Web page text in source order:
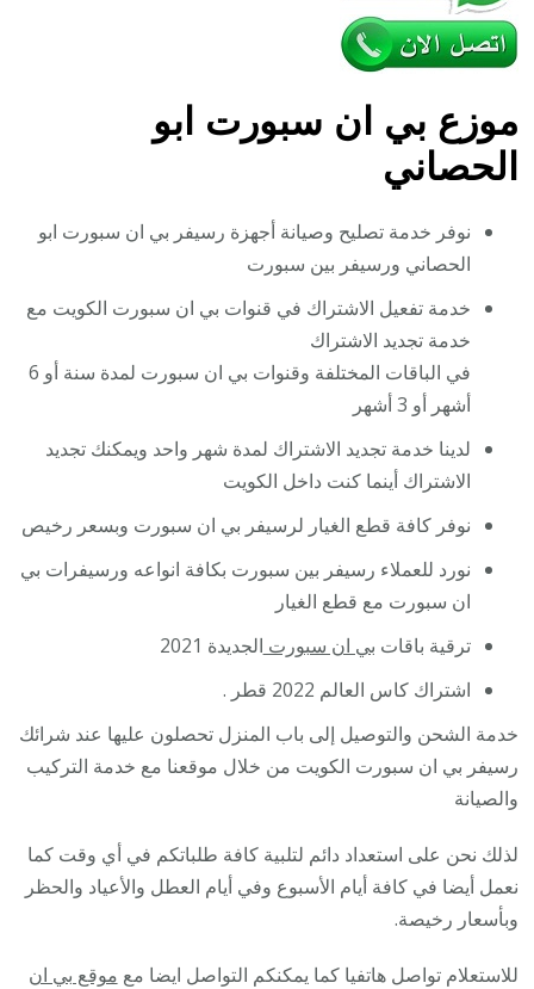
موزع بي ان سبورت ابو
الحصاني
نوفر خدمة تصليح وصيانة أجهزة رسيفر بي ان سبورت ابو
الحصاني ورسيفر بين سبورت
خدمة تفعيل الاشتراك في قنوات بي ان سبورت الكويت مع
خدمة تجديد الاشتراك
في الباقات المختلفة وقنوات بي ان سبورت لمدة سنة أو 6
أشهر أو 3 أشهر
لدينا خدمة تجديد الاشتراك لمدة شهر واحد ويمكنك تجديد
الاشتراك أينما كنت داخل الكويت
نوفر كافة قطع الغيار لرسيفر بي ان سبورت وبسعر رخيص
نورد للعملاء رسيفر بين سبورت بكافة انواعه ورسيفرات بي
ان سبورت مع قطع الغيار
ترقية باقات بي ان سبورت الجديدة 2021
اشتراك كاس العالم 2022 قطر .
خدمة الشحن والتوصيل إلى باب المنزل تحصلون عليها عند شرائك
رسيفر بي ان سبورت الكويت من خلال موقعنا مع خدمة التركيب
والصيانة
لذلك نحن على استعداد دائم لتلبية كافة طلباتكم في أي وقت كما
نعمل أيضا في كافة أيام الأسبوع وفي أيام العطل والأعياد والحظر
وبأسعار رخيصة.
للاستعلام تواصل هاتفيا كما يمكنكم التواصل ايضا مع موقع بي ان